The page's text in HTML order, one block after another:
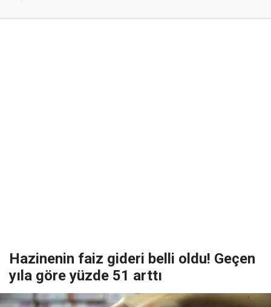
Hazinenin faiz gideri belli oldu! Geçen
yıla göre yüzde 51 arttı